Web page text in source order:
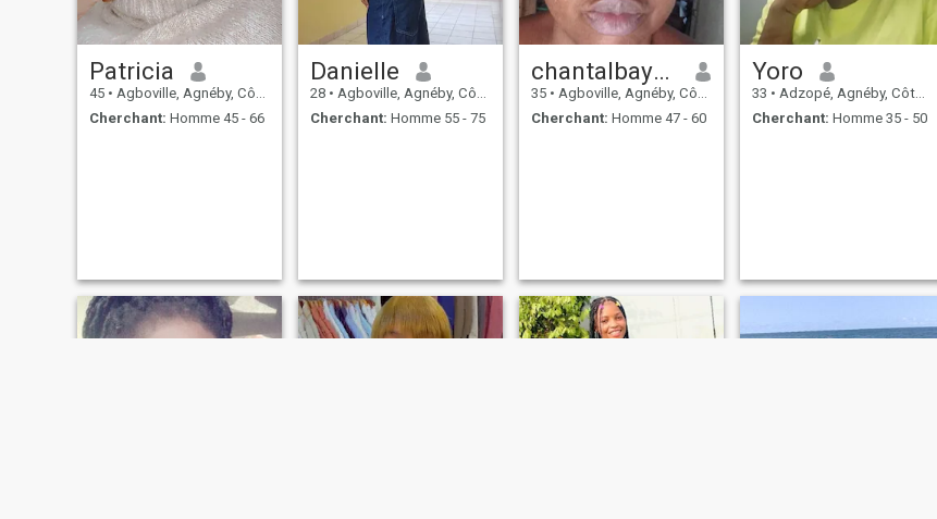
Patricia
45 • Agboville, Agnéby, Côte d'ivoire
Cherchant: Homme 45 - 66
Danielle
28 • Agboville, Agnéby, Côte d'ivoire
Cherchant: Homme 55 - 75
chantalbayoro
35 • Agboville, Agnéby, Côte d'ivoire
Cherchant: Homme 47 - 60
Yoro
33 • Adzopé, Agnéby, Côte d'ivoire
Cherchant: Homme 35 - 50